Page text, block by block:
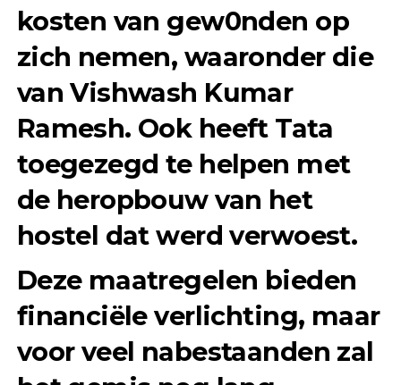
kosten van gew0nden op
zich nemen, waaronder die
van Vishwash Kumar
Ramesh. Ook heeft Tata
toegezegd te helpen met
de heropbouw van het
hostel dat werd verwoest.
Deze maatregelen bieden
financiële verlichting, maar
voor veel nabestaanden zal